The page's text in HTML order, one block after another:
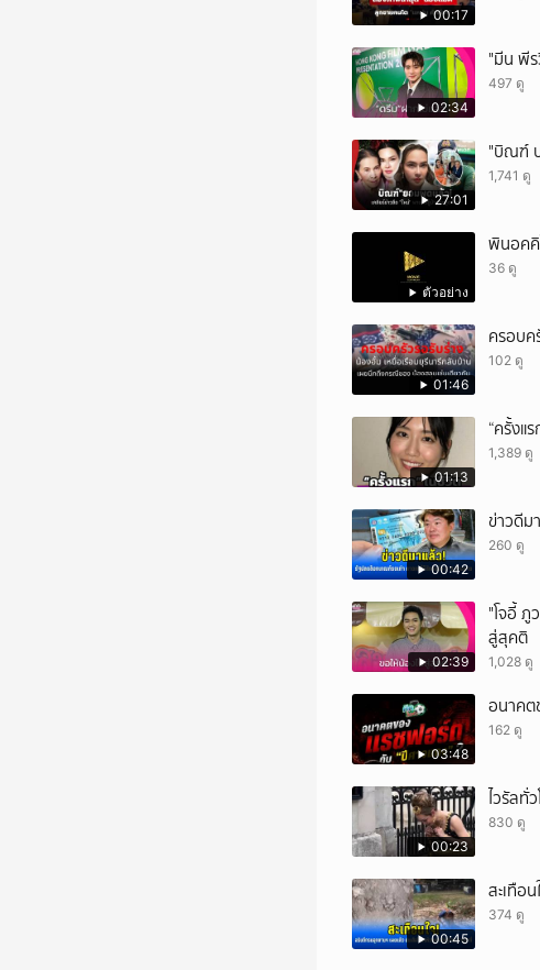
00:17
02:34
"มีน พีร
497 ดู
27:01
"บิณฑ์
1,741 ดู
ตัวอย่าง
พินอคคิ
36 ดู
01:46
ครอบค
102 ดู
01:13
“ครั้งแ
1,389 ดู
00:42
ข่าวดีม
260 ดู
02:39
"โจอี้ ภู
สู่สุคติ
1,028 ดู
03:48
อนาคต
162 ดู
00:23
ไวรัลทั่
830 ดู
00:45
สะเทือ
374 ดู